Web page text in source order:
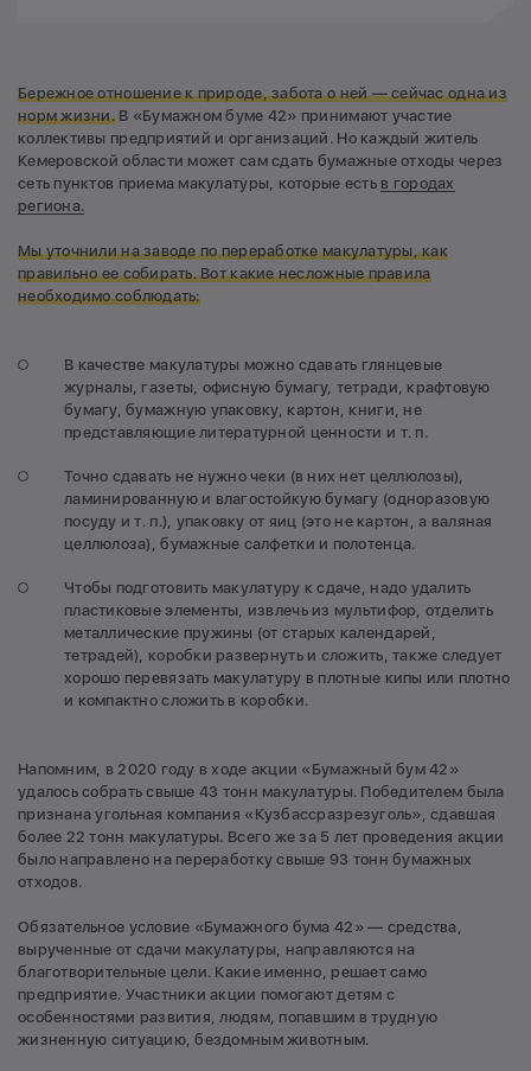
Бережное отношение к природе, забота о ней — сейчас одна из
норм жизни.В «Бумажном буме 42» принимают участие
коллективы предприятий и организаций. Но каждый житель
Кемеровской области может сам сдать бумажные отходы через
сеть пунктов приема макулатуры, которые есть в городах
региона.
Мы уточнили на заводе по переработке макулатуры, как
правильно ее собирать. Вот какие несложные правила
необходимо соблюдать:
В качестве макулатуры можно сдавать глянцевые
журналы, газеты, офисную бумагу, тетради, крафтовую
бумагу, бумажную упаковку, картон, книги, не
представляющие литературной ценности и т. п.
Точно сдавать не нужно чеки (в них нет целлюлозы),
ламинированную и влагостойкую бумагу (одноразовую
посуду и т. п.), упаковку от яиц (это не картон, а валяная
целлюлоза), бумажные салфетки и полотенца.
Чтобы подготовить макулатуру к сдаче, надо удалить
пластиковые элементы, извлечь из мультифор, отделить
металлические пружины (от старых календарей,
тетрадей), коробки развернуть и сложить, также следует
хорошо перевязать макулатуру в плотные кипы или плотно
и компактно сложить в коробки.
Напомним, в 2020 году в ходе акции «Бумажный бум 42»
удалось собрать свыше 43 тонн макулатуры. Победителем была
признана угольная компания «Кузбассразрезуголь», сдавшая
более 22 тонн макулатуры. Всего же за 5 лет проведения акции
было направлено на переработку свыше 93 тонн бумажных
отходов.
Обязательное условие «Бумажного бума 42» — средства,
вырученные от сдачи макулатуры, направляются на
благотворительные цели. Какие именно, решает само
предприятие. Участники акции помогают детям с
особенностями развития, людям, попавшим в трудную
жизненную ситуацию, бездомным животным.